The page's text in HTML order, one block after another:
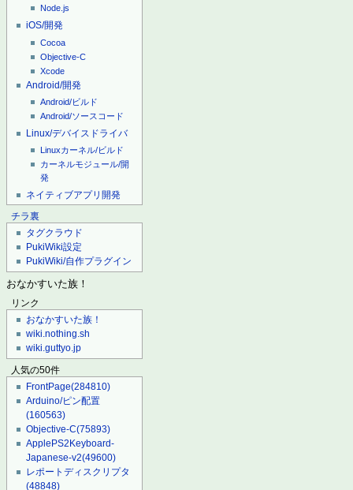
Node.js
iOS/開発
Cocoa
Objective-C
Xcode
Android/開発
Android/ビルド
Android/ソースコード
Linux/デバイスドライバ
Linuxカーネル/ビルド
カーネルモジュール/開
発
ネイティブアプリ開発
チラ裏
タグクラウド
PukiWiki設定
PukiWiki/自作プラグイン
おなかすいた族！
リンク
おなかすいた族！
wiki.nothing.sh
wiki.guttyo.jp
人気の50件
FrontPage(284810)
Arduino/ピン配置
(160563)
Objective-C(75893)
ApplePS2Keyboard-
Japanese-v2(49600)
レポートディスクリプタ
(48848)